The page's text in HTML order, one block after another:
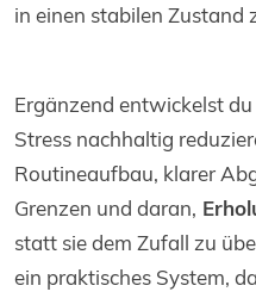
in einen stabilen Zustand
Ergänzend entwickelst
Stress nachhaltig
Routineaufbau, klarer
Grenzen und daran,
statt sie dem Zufall zu
ein praktisches System,